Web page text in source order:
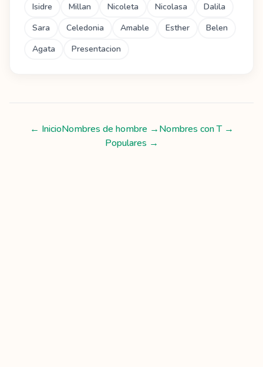
Isidre
Millan Nicoleta Nicolasa
Dalila
Sara
Celedonia Amable Esther
Belen
Agata
Presentacion
← InicioNombres de hombre →Nombres conT→
Populares →